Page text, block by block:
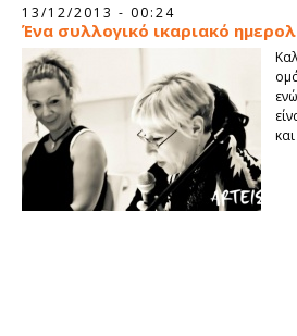
13/12/2013 - 00:24
Ένα συλλογικό ικαριακό